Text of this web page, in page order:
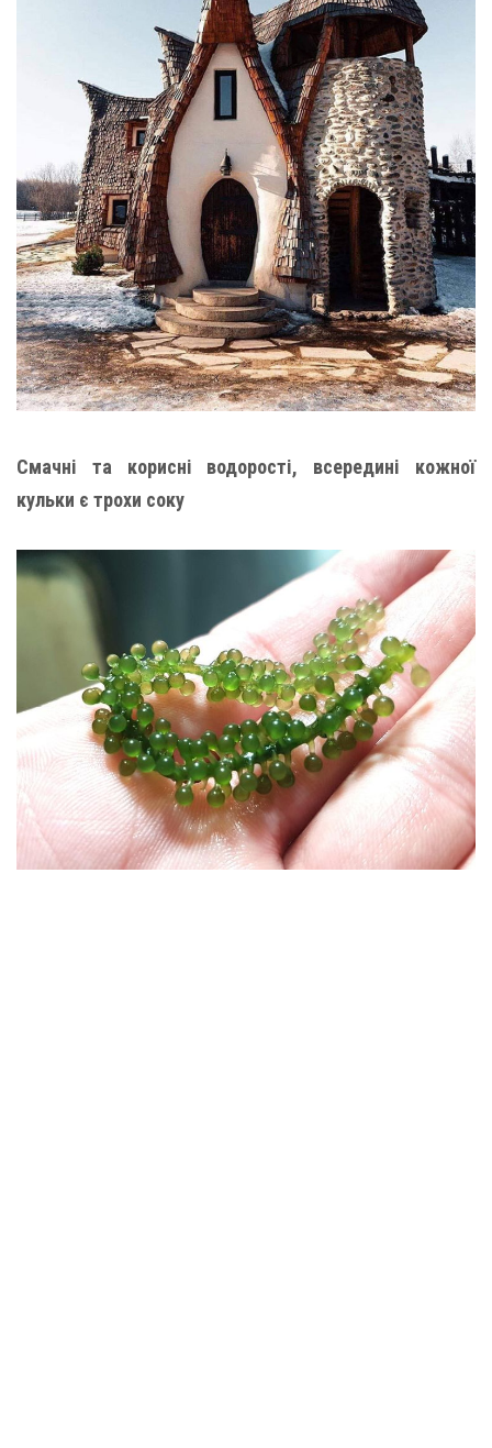
Смачні та корисні водорості, всередині кожної
кульки є трохи соку